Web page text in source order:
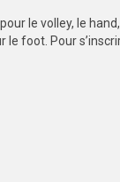
le volley, le
le foot. Pour